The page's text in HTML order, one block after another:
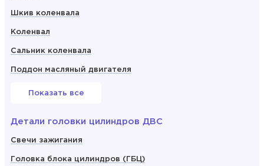
Шкив коленвала
Коленвал
Сальник коленвала
Поддон масляный двигателя
Показать все
Детали головки цилиндров ДВС
Свечи зажигания
Головка блока цилиндров (ГБЦ)